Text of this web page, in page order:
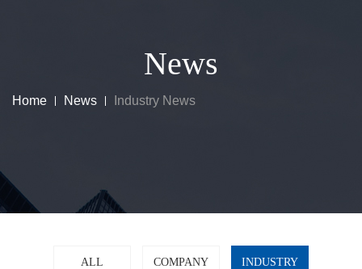
News
Home News Industry News
ALL
COMPANY
INDUSTRY